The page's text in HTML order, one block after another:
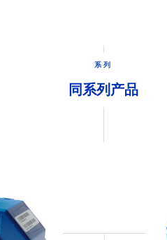
系列
同系列产品